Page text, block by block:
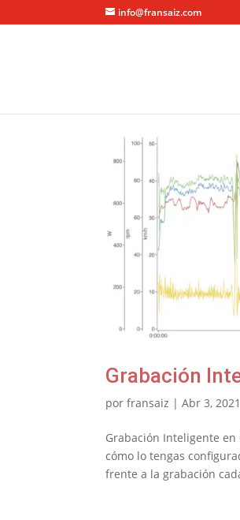
info@fransaiz.com
Grabación
porfransaiz |Abr 3, 2021
Grabación Inteligente
cómo lo tengas
frente a la grabación